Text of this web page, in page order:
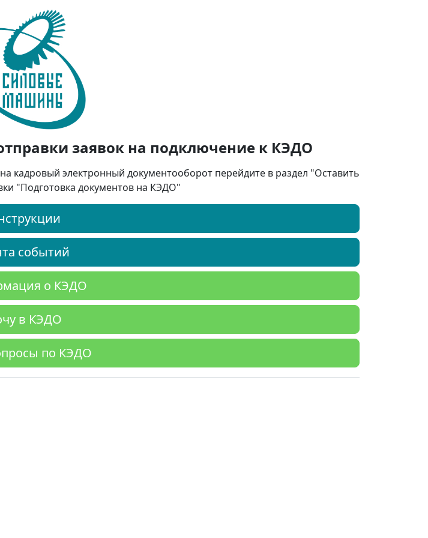
заявок на подключение к КЭДО
кадровый электронный документооборот перейдите в раздел "Оставить
"Подготовка документов на КЭДО"
событий
о КЭДО
в КЭДО
по КЭДО